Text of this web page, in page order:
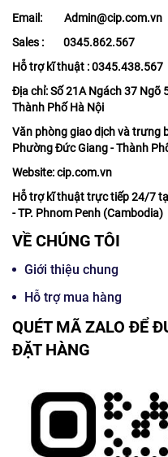
Email:
Sales : 0345.862.567 I
Hỗ trợ kĩ thuật :
Địa chỉ: Số 21A Ngách 37 Ngõ
Thành Phố Hà Nội
Văn phòng giao dịch và trưng
Phường Đức Giang - Thành
Website: cip.com.vn
Hỗ trợ kĩ thuật trực tiếp 24/7
- TP. Phnom Penh (Cambodia)
VỀ CHÚNG TÔI
Giới thiệu chung
Hỗ trợ mua hàng
QUÉT MÃ ZALO ĐỂ
ĐẶT HÀNG